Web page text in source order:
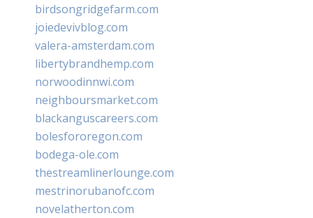
birdsongridgefarm.com
joiedevivblog.com
valera-amsterdam.com
libertybrandhemp.com
norwoodinnwi.com
neighboursmarket.com
blackanguscareers.com
bolesfororegon.com
bodega-ole.com
thestreamlinerlounge.com
mestrinorubanofc.com
novelatherton.com